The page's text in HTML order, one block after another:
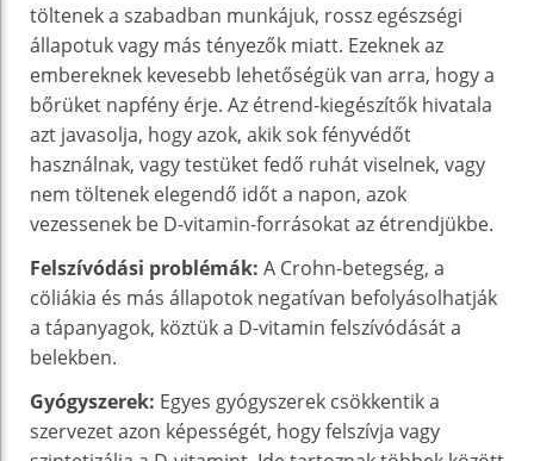
töltenek a szabadban munkájuk, rossz egészségi
állapotuk vagy más tényezők miatt. Ezeknek az
embereknek kevesebb lehetőségük van arra, hogy a
bőrüket napfény érje. Az étrend-kiegészítők hivatala
azt javasolja, hogy azok, akik sok fényvédőt
használnak, vagy testüket fedő ruhát viselnek, vagy
nem töltenek elegendő időt a napon, azok
vezessenek be D-vitamin-forrásokat az étrendjükbe.
Felszívódási problémák: A Crohn-betegség, a
cöliákia és más állapotok negatívan befolyásolhatják
a tápanyagok, köztük a D-vitamin felszívódását a
belekben.
Gyógyszerek: Egyes gyógyszerek csökkentik a
szervezet azon képességét, hogy felszívja vagy